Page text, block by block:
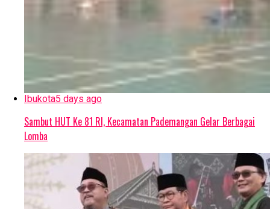
Ibukota5 days ago
Sambut HUT Ke 81 RI, Kecamatan Pademangan Gelar Berbagai
Lomba